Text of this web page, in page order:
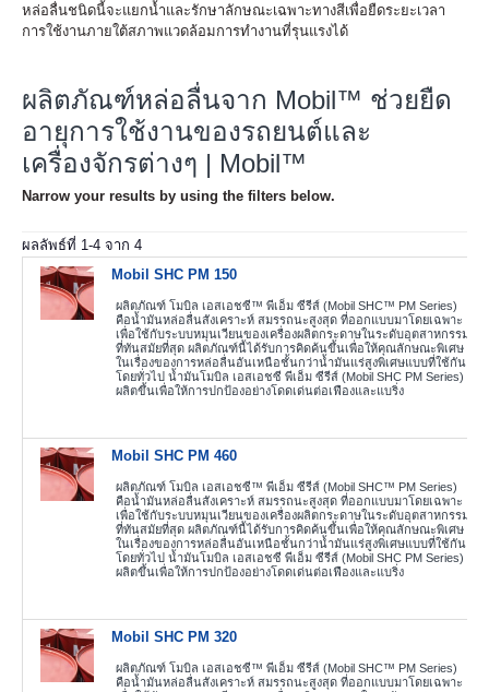
หล่อลื่นชนิดนี้จะแยกน้ำและรักษาลักษณะเฉพาะทางสีเพื่อยืดระยะเวลา
การใช้งานภายใต้สภาพแวดล้อมการทำงานที่รุนแรงได้
ผลิตภัณฑ์หล่อลื่นจาก Mobil™ ช่วยยืด
อายุการใช้งานของรถยนต์และ
เครื่องจักรต่างๆ | Mobil™
Narrow your results by using the filters below.
ผลลัพธ์ที่ 1 -4 จาก 4
Mobil SHC PM 150
ผลิตภัณฑ์ โมบิล เอสเอชซี™ พีเอ็ม ซีรีส์ (Mobil SHC™ PM Series)
คือน้ำมันหล่อลื่นสังเคราะห์ สมรรถนะสูงสุด ที่ออกแบบมาโดยเฉพาะ
เพื่อใช้กับระบบหมุนเวียนของเครื่องผลิตกระดาษในระดับอุตสาหกรรม
ที่ทันสมัยที่สุด ผลิตภัณฑ์นี้ได้รับการคิดค้นขึ้นเพื่อให้คุณลักษณะพิเศษ
ในเรื่องของการหล่อลื่นอันเหนือชั้นกว่าน้ำมันแร่สูงพิเศษแบบที่ใช้กัน
โดยทั่วไป น้ำมันโมบิล เอสเอชซี พีเอ็ม ซีรีส์ (Mobil SHC PM Series)
ผลิตขึ้นเพื่อให้การปกป้องอย่างโดดเด่นต่อเฟืองและแบริ่ง
Mobil SHC PM 460
ผลิตภัณฑ์ โมบิล เอสเอชซี™ พีเอ็ม ซีรีส์ (Mobil SHC™ PM Series)
คือน้ำมันหล่อลื่นสังเคราะห์ สมรรถนะสูงสุด ที่ออกแบบมาโดยเฉพาะ
เพื่อใช้กับระบบหมุนเวียนของเครื่องผลิตกระดาษในระดับอุตสาหกรรม
ที่ทันสมัยที่สุด ผลิตภัณฑ์นี้ได้รับการคิดค้นขึ้นเพื่อให้คุณลักษณะพิเศษ
ในเรื่องของการหล่อลื่นอันเหนือชั้นกว่าน้ำมันแร่สูงพิเศษแบบที่ใช้กัน
โดยทั่วไป น้ำมันโมบิล เอสเอชซี พีเอ็ม ซีรีส์ (Mobil SHC PM Series)
ผลิตขึ้นเพื่อให้การปกป้องอย่างโดดเด่นต่อเฟืองและแบริ่ง
Mobil SHC PM 320
ผลิตภัณฑ์ โมบิล เอสเอชซี™ พีเอ็ม ซีรีส์ (Mobil SHC™ PM Series)
คือน้ำมันหล่อลื่นสังเคราะห์ สมรรถนะสูงสุด ที่ออกแบบมาโดยเฉพาะ